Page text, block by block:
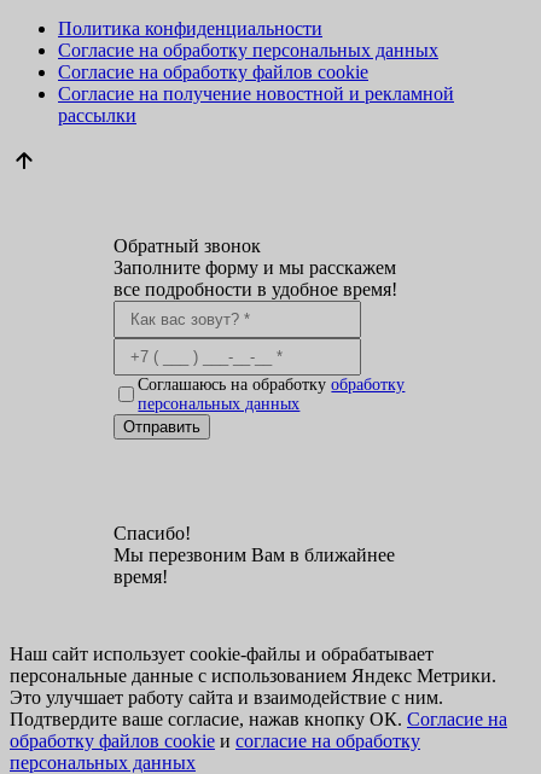
Политика конфиденциальности
Согласие на обработку персональных данных
Согласие на обработку файлов cookie
Согласие на получение новостной и рекламной
рассылки
Обратный звонок
Заполните форму и мы расскажем
все подробности в удобное время!
Соглашаюсь на обработкуобработку
персональных данных
Отправить
Спасибо!
Мы перезвоним Вам в ближайнее
время!
Наш сайт использует cookie-файлы и обрабатывает
персональные данные с использованием Яндекс Метрики.
Это улучшает работу сайта и взаимодействие с ним.
Подтвердите ваше согласие, нажав кнопку ОК. Согласие на
обработку файлов cookie и согласие на обработку
персональных данных